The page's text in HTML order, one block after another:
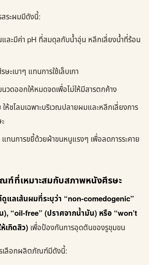
สระผมมีดังนี้:
ละมีค่า pH ที่สมดุลกับน้ำอุ่น หลีกเลี่ยงน้ำที่ร้อน
ะเบาๆ แทนการใช้เล็บเกา
วดออกให้หมดจดเพื่อไม่ให้มีสารตกค้าง
ห้ชโลมเฉพาะบริเวณปลายผมและหลีกเลี่ยงการ
ทนการขยี้ด้วยผ้าขนหนูแรงๆ เพื่อลดการระคาย
ฑ์ที่เหมาะสมกับสภาพหนังศีรษะ
แลเส้นผมที่ระบุว่า “non-comedogenic”
), “oil-free” (ปราศจากน้ำมัน) หรือ “won’t
เกิดสิว) เพื่อป้องกันการอุดตันของรูขุมขน
รเลือกผลิตภัณฑ์มีดังนี้: